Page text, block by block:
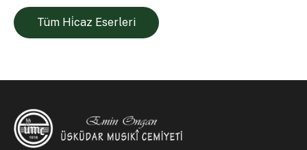
Tüm Hi̇caz Eserleri